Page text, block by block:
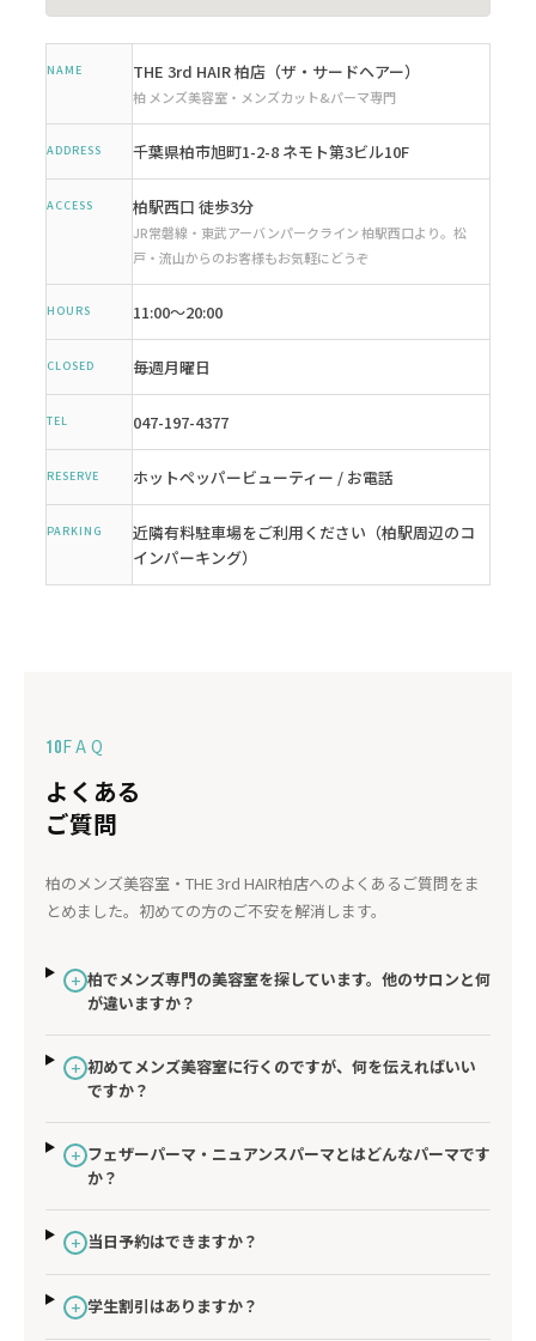
NAME THE 3rd HAIR 柏店（ザ・サードヘアー）
柏 メンズ美容室・メンズカット&パーマ専門
ADDRESS 千葉県柏市旭町1-2-8 ネモト第3ビル10F
ACCESS 柏駅西口 徒歩3分
JR常磐線・東武アーバンパークライン 柏駅西口より。松
戸・流山からのお客様もお気軽にどうぞ
HOURS 11:00〜20:00
CLOSED 毎週月曜日
TEL 047-197-4377
RESERVE ホットペッパービューティー / お電話
PARKING
近隣有料駐車場をご利用ください（柏駅周辺のコ
インパーキング）
10FAQ
よくある
ご質問
柏のメンズ美容室・THE 3rd HAIR柏店へのよくあるご質問をま
とめました。初めての方のご不安を解消します。
+ 柏でメンズ専門の美容室を探しています。他のサロンと何
が違いますか？
+ 初めてメンズ美容室に行くのですが、何を伝えればいい
ですか？
+ フェザーパーマ・ニュアンスパーマとはどんなパーマです
か？
+ 当日予約はできますか？
+ 学生割引はありますか？